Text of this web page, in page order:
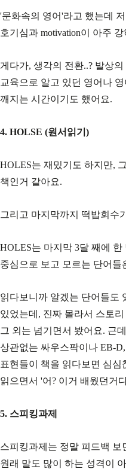
'문화속의 영어'라고 했는데
호기심과 motivation이 아주
게다가, 생각의 전환..? 발상
교육으로 알고 있던 영어나
깨지는 시간이기도 했어요.
4. HOLSE (원서읽기)
HOLES는 재밌기도 하지만,
책인거 같아요.
그리고 마지막까지 떡밥회수
HOLES는 마지막 3달 째에
중심으로 보고 모르는 단어들
읽다보니까 알겠는 단어들도
있었는데, 진짜 몰라서 스토
그 외는 넘기면서 봤어요. 근
상관없는 싸우스팍이나 EB-
표현들이 책을 읽다보면 심심
읽으면서 '어? 이거 배웠던거
5. 스피킹과제
스피킹과제는 정말 피드백
원래 말도 많이 하는 성격이